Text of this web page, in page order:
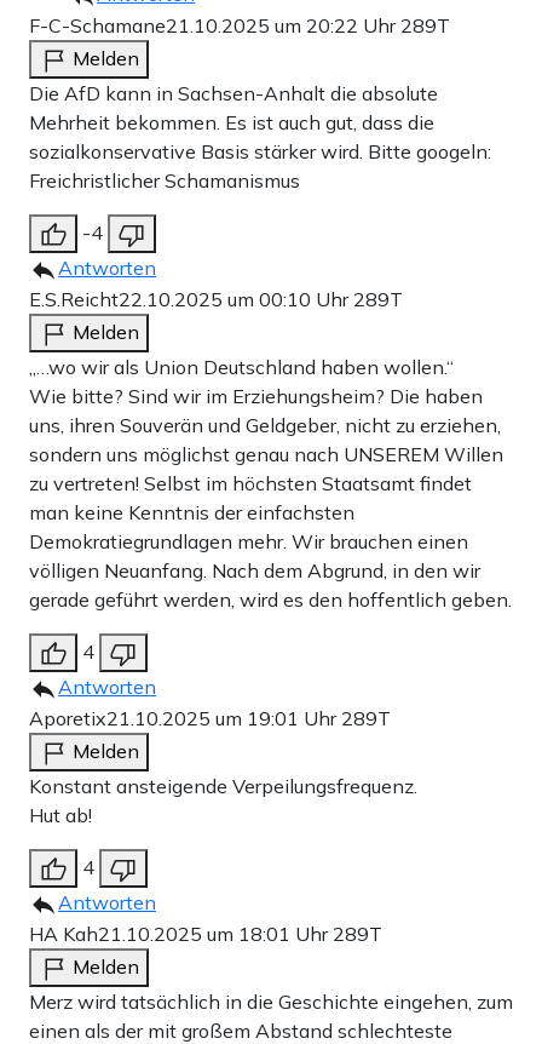
F-C-Schamane21.10.2025 um 20:22 Uhr 289T
Melden
Die AfD kann in Sachsen-Anhalt die absolute
Mehrheit bekommen. Es ist auch gut, dass die
sozialkonservative Basis stärker wird. Bitte googeln:
Freichristlicher Schamanismus
-4
Antworten
E.S.Reicht22.10.2025 um 00:10 Uhr 289T
Melden
„…wo wir als Union Deutschland haben wollen.“
Wie bitte? Sind wir im Erziehungsheim? Die haben
uns, ihren Souverän und Geldgeber, nicht zu erziehen,
sondern uns möglichst genau nach UNSEREM Willen
zu vertreten! Selbst im höchsten Staatsamt findet
man keine Kenntnis der einfachsten
Demokratiegrundlagen mehr. Wir brauchen einen
völligen Neuanfang. Nach dem Abgrund, in den wir
gerade geführt werden, wird es den hoffentlich geben.
4
Antworten
Aporetix21.10.2025 um 19:01 Uhr 289T
Melden
Konstant ansteigende Verpeilungsfrequenz.
Hut ab!
4
Antworten
HA Kah21.10.2025 um 18:01 Uhr 289T
Melden
Merz wird tatsächlich in die Geschichte eingehen, zum
einen als der mit großem Abstand schlechteste